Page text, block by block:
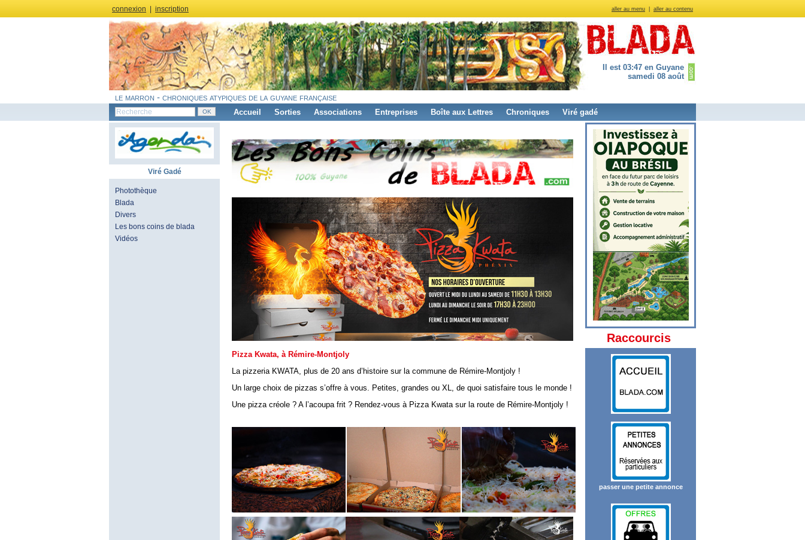
aller au menu aller au contenu
connexion inscription
Il est 03:47 en Guyane
samedi 08 août
le marron - chroniques atypiques de la guyane française
Accueil Sorties Associations Entreprises Boîte aux Lettres Chroniques Viré gadé
Viré Gadé
Photothèque
Blada
Divers
Les bons coins de blada
Vidéos
Pizza Kwata, à Rémire-Montjoly
La pizzeria KWATA, plus de 20 ans d’histoire sur la commune de Rémire-Montjoly !
Un large choix de pizzas s’offre à vous. Petites, grandes ou XL, de quoi satisfaire tous le monde !
Une pizza créole ? A l’acoupa frit ? Rendez-vous à Pizza Kwata sur la route de Rémire-Montjoly !
Raccourcis
passer une petite annonce